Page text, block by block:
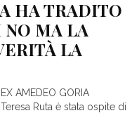
HA TRADITO
MA LA
LA
AMEDEO GORIA
Ruta è stata ospite di